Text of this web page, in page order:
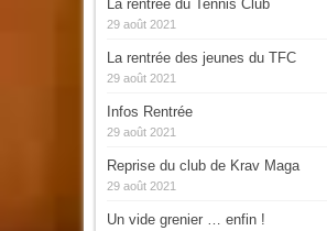
La rentrée du Tennis Club
29 août 2021
La rentrée des jeunes du TFC
29 août 2021
Infos Rentrée
29 août 2021
Reprise du club de Krav Maga
29 août 2021
Un vide grenier … enfin !